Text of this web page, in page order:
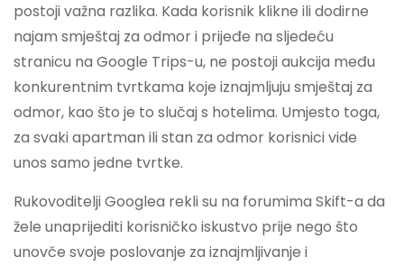
postoji važna razlika. Kada korisnik klikne ili dodirne
najam smještaj za odmor i prijeđe na sljedeću
stranicu na Google Trips-u, ne postoji aukcija među
konkurentnim tvrtkama koje iznajmljuju smještaj za
odmor, kao što je to slučaj s hotelima. Umjesto toga,
za svaki apartman ili stan za odmor korisnici vide
unos samo jedne tvrtke.
Rukovoditelji Googlea rekli su na forumima Skift-a da
žele unaprijediti korisničko iskustvo prije nego što
unovče svoje poslovanje za iznajmljivanje i